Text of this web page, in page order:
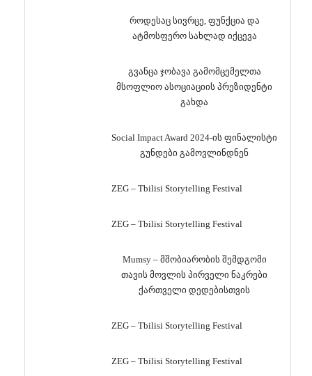
როდესაც სივრცე, ფუნქცია და
ატმოსფერო სახლად იქცევა
გვანცა ჯობავა გამომცემელთა
მსოფლიო ასოციაციის პრეზიდენტი
გახდა
Social Impact Award 2024-ის ფინალისტი
გუნდები გამოვლინდნენ
ZEG – Tbilisi Storytelling Festival
ZEG – Tbilisi Storytelling Festival
Mumsy – მშობიარობის შემდგომი
თავის მოვლის პირველი ნაკრები
ქართველი დედებისთვის
ZEG – Tbilisi Storytelling Festival
ZEG – Tbilisi Storytelling Festival